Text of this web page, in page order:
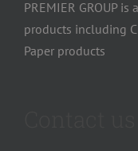
PREMIER GROUP
products including
Paper products